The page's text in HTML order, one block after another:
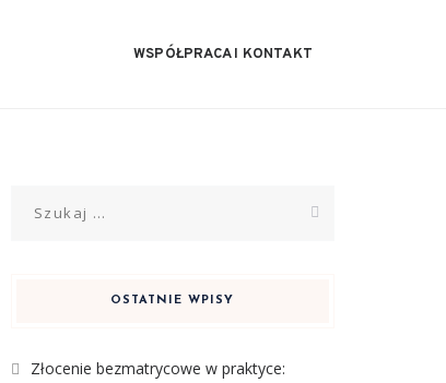
WSPÓŁPRACA I KONTAKT
OSTATNIE WPISY
Złocenie bezmatrycowe w praktyce: